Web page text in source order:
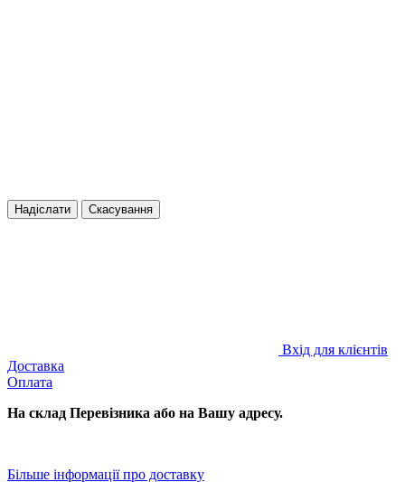
Надіслати Скасування
Вхід для клієнтів
Доставка
Оплата
На склад Перевізника або на Вашу адресу.
Більше інформації про доставку